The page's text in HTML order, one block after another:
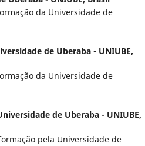
da Universidade de
de Uberaba - UNIUBE,
da Universidade de
de Uberaba - UNIUBE,
pela Universidade de